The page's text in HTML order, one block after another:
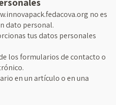
no es
dato personal.
tus datos personales
los formularios de contacto o
en un artículo o en una